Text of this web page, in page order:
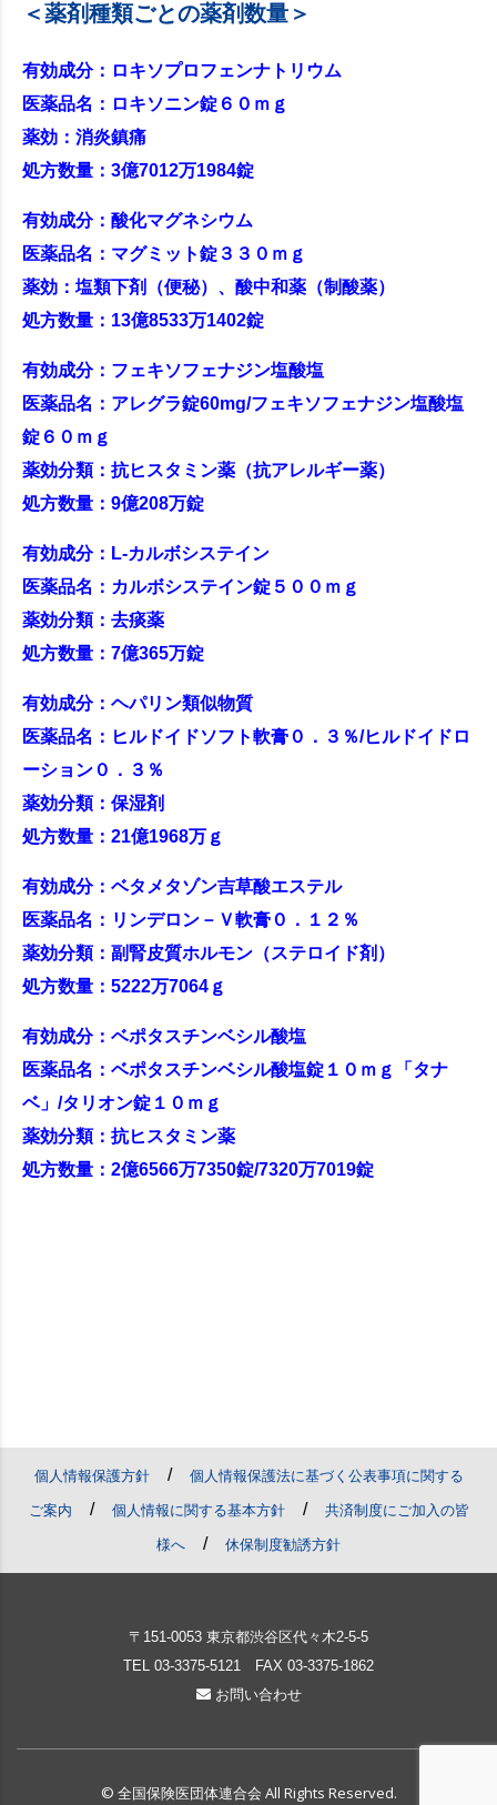
＜薬剤種類ごとの薬剤数量＞
有効成分：ロキソプロフェンナトリウム
医薬品名：ロキソニン錠６０ｍｇ
薬効：消炎鎮痛
処方数量：3億7012万1984錠
有効成分：酸化マグネシウム
医薬品名：マグミット錠３３０ｍｇ
薬効：塩類下剤（便秘）、酸中和薬（制酸薬）
処方数量：13億8533万1402錠
有効成分：フェキソフェナジン塩酸塩
医薬品名：アレグラ錠60mg/フェキソフェナジン塩酸塩
錠６０ｍｇ
薬効分類：抗ヒスタミン薬（抗アレルギー薬）
処方数量：9億208万錠
有効成分：L-カルボシステイン
医薬品名：カルボシステイン錠５００ｍｇ
薬効分類：去痰薬
処方数量：7億365万錠
有効成分：ヘパリン類似物質
医薬品名：ヒルドイドソフト軟膏０．３％/ヒルドイドロ
ーション０．３％
薬効分類：保湿剤
処方数量：21億1968万ｇ
有効成分：ベタメタゾン吉草酸エステル
医薬品名：リンデロン－Ｖ軟膏０．１２％
薬効分類：副腎皮質ホルモン（ステロイド剤）
処方数量：5222万7064ｇ
有効成分：ベポタスチンベシル酸塩
医薬品名：ベポタスチンベシル酸塩錠１０ｍｇ「タナ
ベ」/タリオン錠１０ｍｇ
薬効分類：抗ヒスタミン薬
処方数量：2億6566万7350錠/7320万7019錠
個人情報保護方針/ 個人情報保護法に基づく公表事項に関する
ご案内 / 個人情報に関する基本方針/ 共済制度にご加入の皆
様へ / 休保制度勧誘方針
〒151-0053 東京都渋谷区代々木2-5-5
TEL 03-3375-5121 FAX 03-3375-1862
お問い合わせ
© 全国保険医団体連合会 All Rights Reserved.